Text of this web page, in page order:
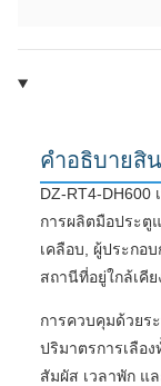
คําอธิบายสิ
DZ-RT4-DH600
การผลิตมือประตู
เคลือบ, ผู้ประกอ
สถานีที่อยู่ใกล้เคีย
การควบคุมด้วยร
ปริมาตรการเลือ
สัมผัส เวลาพัก แ